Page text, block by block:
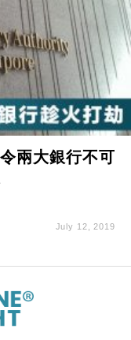
兩大銀行不可
July 12, 2019